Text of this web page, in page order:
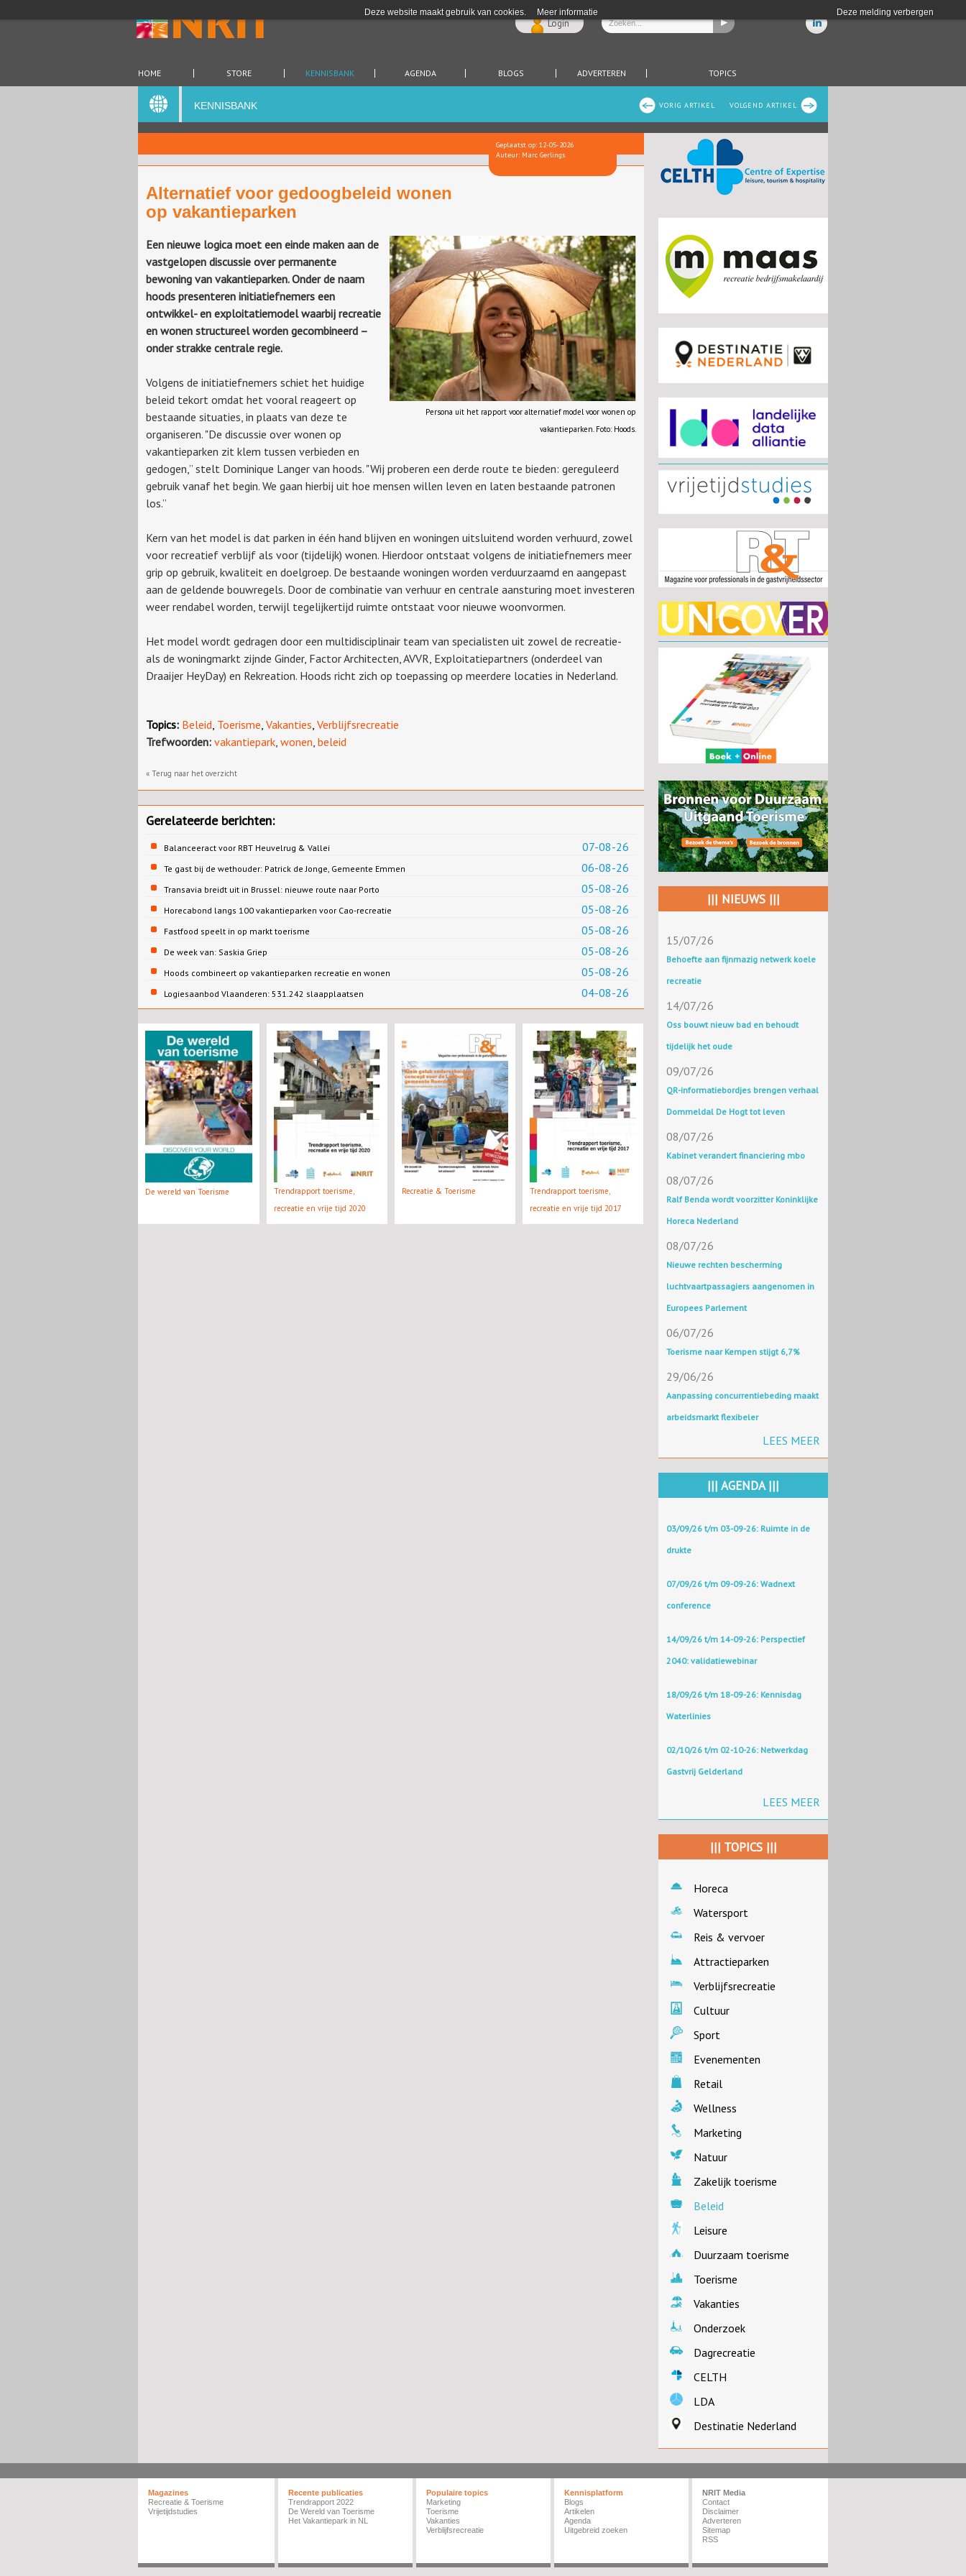
Deze website maakt gebruik van cookies. Meer informatie Deze melding verbergen
Login
HOME STORE KENNISBANK AGENDA BLOGS ADVERTEREN TOPICS
VOLGEND ARTIKEL
VORIG ARTIKEL
KENNISBANK
Geplaatst op: 12-05-2026
Auteur: Marc Gerlings
Alternatief voor gedoogbeleid wonen
op vakantieparken
Persona uit het rapport voor alternatief model voor wonen op
vakantieparken. Foto: Hoods.
Een nieuwe logica moet een einde maken aan de
vastgelopen discussie over permanente
bewoning van vakantieparken. Onder de naam
hoods presenteren initiatiefnemers een
ontwikkel- en exploitatiemodel waarbij recreatie
en wonen structureel worden gecombineerd –
onder strakke centrale regie.
Volgens de initiatiefnemers schiet het huidige
beleid tekort omdat het vooral reageert op
bestaande situaties, in plaats van deze te
organiseren. "De discussie over wonen op
vakantieparken zit klem tussen verbieden en
gedogen,” stelt Dominique Langer van hoods. "Wij proberen een derde route te bieden: gereguleerd
gebruik vanaf het begin. We gaan hierbij uit hoe mensen willen leven en laten bestaande patronen
los.”
Kern van het model is dat parken in één hand blijven en woningen uitsluitend worden verhuurd, zowel
voor recreatief verblijf als voor (tijdelijk) wonen. Hierdoor ontstaat volgens de initiatiefnemers meer
grip op gebruik, kwaliteit en doelgroep. De bestaande woningen worden verduurzaamd en aangepast
aan de geldende bouwregels. Door de combinatie van verhuur en centrale aansturing moet investeren
weer rendabel worden, terwijl tegelijkertijd ruimte ontstaat voor nieuwe woonvormen.
Het model wordt gedragen door een multidisciplinair team van specialisten uit zowel de recreatie-
als de woningmarkt zijnde Ginder, Factor Architecten, AVVR, Exploitatiepartners (onderdeel van
Draaijer HeyDay) en Rekreation. Hoods richt zich op toepassing op meerdere locaties in Nederland.
Topics: Beleid Toerisme Vakanties Verblijfsrecreatie
Trefwoorden: vakantiepark wonen beleid
« Terug naar het overzicht
Gerelateerde berichten:
07-08-26
Balanceeract voor RBT Heuvelrug & Vallei
06-08-26
Te gast bij de wethouder: Patrick de Jonge, Gemeente Emmen
05-08-26
Transavia breidt uit in Brussel: nieuwe route naar Porto
05-08-26
Horecabond langs 100 vakantieparken voor Cao-recreatie
05-08-26
Fastfood speelt in op markt toerisme
05-08-26
De week van: Saskia Griep
05-08-26
Hoods combineert op vakantieparken recreatie en wonen
04-08-26
Logiesaanbod Vlaanderen: 531.242 slaapplaatsen
De wereld van Toerisme
Trendrapport toerisme,
recreatie en vrije tijd 2020
Recreatie & Toerisme
Trendrapport toerisme,
recreatie en vrije tijd 2017
||| NIEUWS |||
15/07/26
Behoefte aan fijnmazig netwerk koele
recreatie
14/07/26
Oss bouwt nieuw bad en behoudt
tijdelijk het oude
09/07/26
QR-informatiebordjes brengen verhaal
Dommeldal De Hogt tot leven
08/07/26
Kabinet verandert financiering mbo
08/07/26
Ralf Benda wordt voorzitter Koninklijke
Horeca Nederland
08/07/26
Nieuwe rechten bescherming
luchtvaartpassagiers aangenomen in
Europees Parlement
06/07/26
Toerisme naar Kempen stijgt 6,7%
29/06/26
Aanpassing concurrentiebeding maakt
arbeidsmarkt flexibeler
LEES MEER
||| AGENDA |||
03/09/26 t/m 03-09-26: Ruimte in de
drukte
07/09/26 t/m 09-09-26: Wadnext
conference
14/09/26 t/m 14-09-26: Perspectief
2040: validatiewebinar
18/09/26 t/m 18-09-26: Kennisdag
Waterlinies
02/10/26 t/m 02-10-26: Netwerkdag
Gastvrij Gelderland
LEES MEER
||| TOPICS |||
Horeca
Watersport
Reis & vervoer
Attractieparken
Verblijfsrecreatie
Cultuur
Sport
Evenementen
Retail
Wellness
Marketing
Natuur
Zakelijk toerisme
Beleid
Leisure
Duurzaam toerisme
Toerisme
Vakanties
Onderzoek
Dagrecreatie
CELTH
LDA
Destinatie Nederland
Magazines
Recreatie & Toerisme
Vrijetijdstudies
Recente publicaties
Trendrapport 2022
De Wereld van Toerisme
Het Vakantiepark in NL
Populaire topics
Marketing
Toerisme
Vakanties
Verblijfsrecreatie
Kennisplatform
Blogs
Artikelen
Agenda
Uitgebreid zoeken
NRIT Media
Contact
Disclaimer
Adverteren
Sitemap
RSS